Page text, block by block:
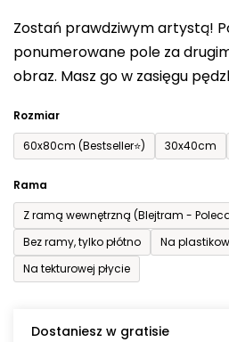
Zostań prawdziwym artystą!
ponumerowane pole za
obraz. Masz go w zasięgu
Rozmiar
60x80cm (Bestseller⭐)
30x40cm
Rama
Z ramą wewnętrzną (Blejtram -
Bez ramy, tylko płótno
Na
Na tekturowej płycie
Dostaniesz w gratisie
na
5
gwiazdek.